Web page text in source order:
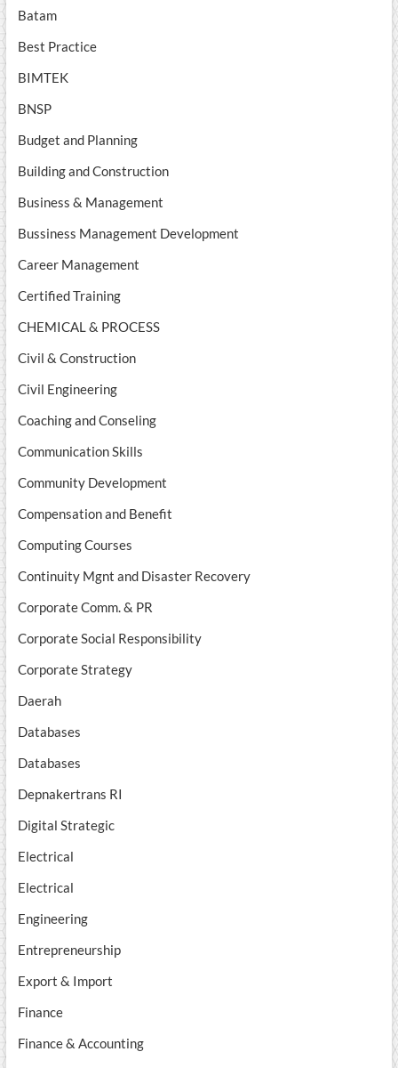
Batam
Best Practice
BIMTEK
BNSP
Budget and Planning
Building and Construction
Business & Management
Bussiness Management Development
Career Management
Certified Training
CHEMICAL & PROCESS
Civil & Construction
Civil Engineering
Coaching and Conseling
Communication Skills
Community Development
Compensation and Benefit
Computing Courses
Continuity Mgnt and Disaster Recovery
Corporate Comm. & PR
Corporate Social Responsibility
Corporate Strategy
Daerah
Databases
Databases
Depnakertrans RI
Digital Strategic
Electrical
Electrical
Engineering
Entrepreneurship
Export & Import
Finance
Finance & Accounting